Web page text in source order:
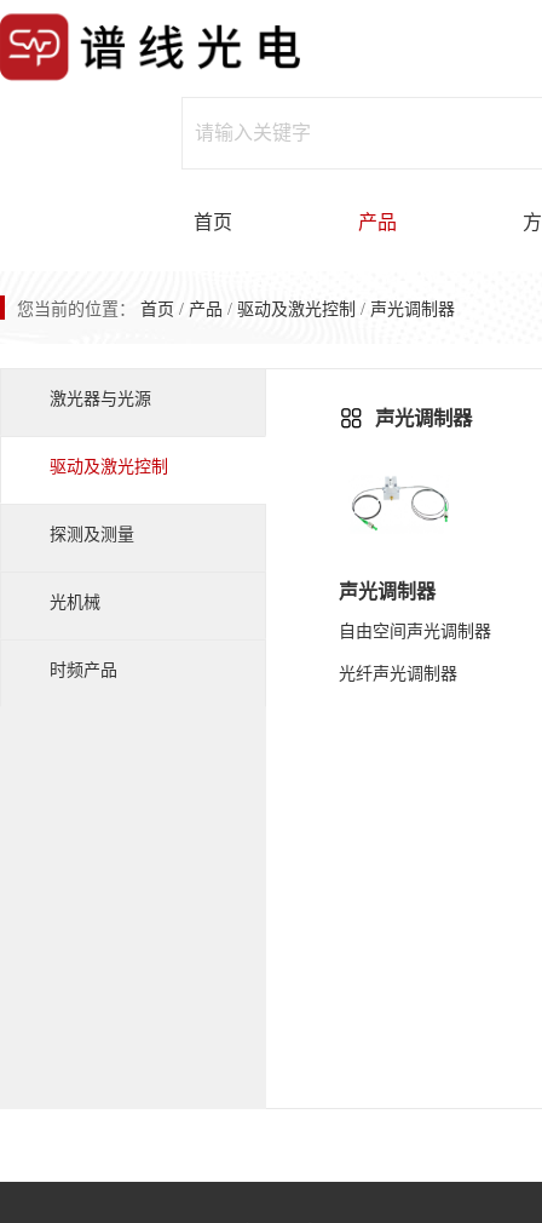
首页 产品
您当前的位置： 首页 / 产品 / 驱动及激光控制 / 声光调制器
激光器与光源
驱动及激光控制
探测及测量
光机械
时频产品
声光调制器
声光调制器
自由空间声光调制器
光纤声光调制器